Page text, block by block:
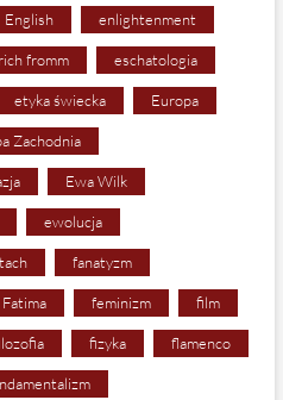
English enlightenment
fromm eschatologia
etyka świecka Europa
Zachodnia
Ewa Wilk
ewolucja
fanatyzm
Fatima feminizm film
fizyka flamenco